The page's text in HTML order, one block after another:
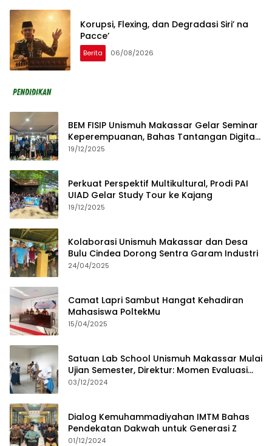
Korupsi, Flexing, dan Degradasi Siri’ na
Pacce’
Berita 06/08/2026
BEM FISIP Unismuh Makassar Gelar Seminar
Keperempuanan, Bahas Tantangan Digital
dan Budaya Lokal
19/12/2025
Perkuat Perspektif Multikultural, Prodi PAI
UIAD Gelar Study Tour ke Kajang
19/12/2025
Kolaborasi Unismuh Makassar dan Desa
Bulu Cindea Dorong Sentra Garam Industri
24/04/2025
Camat Lapri Sambut Hangat Kehadiran
Mahasiswa PoltekMu
15/04/2025
Satuan Lab School Unismuh Makassar Mulai
Ujian Semester, Direktur: Momen Evaluasi
Proses Pembelajaran
03/12/2024
Dialog Kemuhammadiyahan IMTM Bahas
Pendekatan Dakwah untuk Generasi Z
01/12/2024